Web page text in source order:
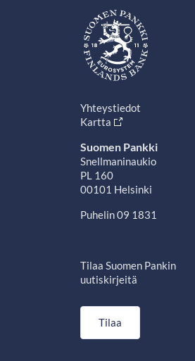
Yhteystiedot
Kartta
Suomen Pankki
Snellmaninaukio
PL 160
00101 Helsinki
Puhelin 09 1831
Tilaa Suomen Pankin
uutiskirjeitä
Tilaa